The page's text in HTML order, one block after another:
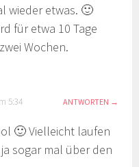
wieder etwas. 🙂
für etwa 10 Tage
Wochen.
5:34 ANTWORTEN
🙂 Vielleicht laufen
sogar mal über den